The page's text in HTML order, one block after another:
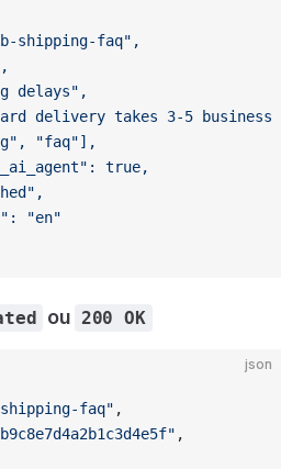
shipping-faq",
delays",
delivery takes 3-5
"faq"],
true,
"en"
ou 200 OK
json
faq" ,
,